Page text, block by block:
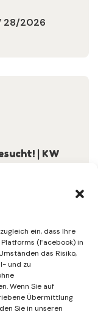
ein, dass Ihre
(Facebook) in
das Risiko,
und zu
Wenn Sie auf
Übermittlung
Sie in unseren
28/2026
| KW
31/…